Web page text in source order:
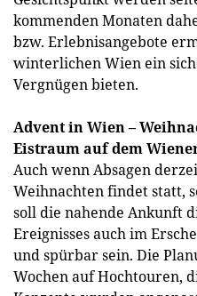
kommenden Monaten
bzw. Erlebnisangebote
winterlichen Wien ein
Vergnügen bieten.
Advent in Wien –
Eistraum auf dem
Auch wenn Absagen
Weihnachten findet statt,
soll die nahende Ankunft
Ereignisses auch im
und spürbar sein. Die
Wochen auf Hochtouren,